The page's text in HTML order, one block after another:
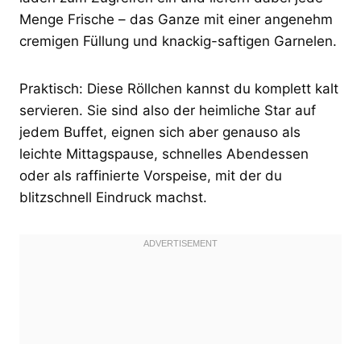
Menge Frische – das Ganze mit einer angenehm
cremigen Füllung und knackig-saftigen Garnelen.
Praktisch: Diese Röllchen kannst du komplett kalt
servieren. Sie sind also der heimliche Star auf
jedem Buffet, eignen sich aber genauso als
leichte Mittagspause, schnelles Abendessen
oder als raffinierte Vorspeise, mit der du
blitzschnell Eindruck machst.